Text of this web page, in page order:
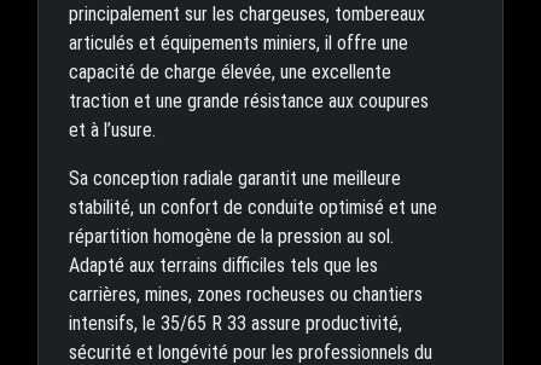
principalement sur les chargeuses, tombereaux
articulés et équipements miniers, il offre une
capacité de charge élevée, une excellente
traction et une grande résistance aux coupures
et à l’usure.
Sa conception radiale garantit une meilleure
stabilité, un confort de conduite optimisé et une
répartition homogène de la pression au sol.
Adapté aux terrains difficiles tels que les
carrières, mines, zones rocheuses ou chantiers
intensifs, le 35/65 R 33 assure productivité,
sécurité et longévité pour les professionnels du